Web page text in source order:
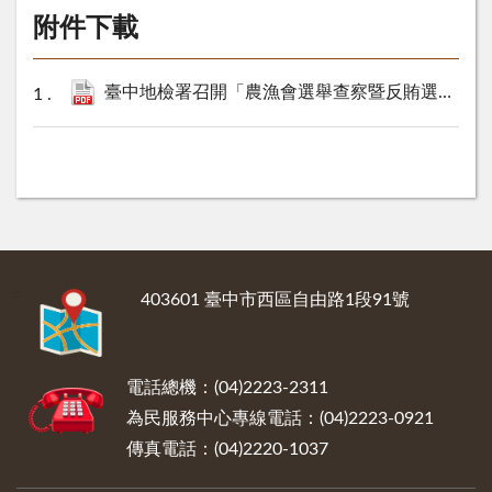
附件下載
臺中地檢署召開「農漁會選舉查察暨反賄選宣導」聯繫會議 宣示查賄、反賄決心 維護乾淨和平選風.pdf
403601 臺中市西區自由路1段91號
電話總機：(04)2223-2311
為民服務中心專線電話：(04)2223-0921
傳真電話：(04)2220-1037